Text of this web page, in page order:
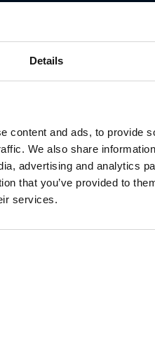
Details
content and ads, to provide
We also share
advertising and analytics
that you’ve provided to
services.